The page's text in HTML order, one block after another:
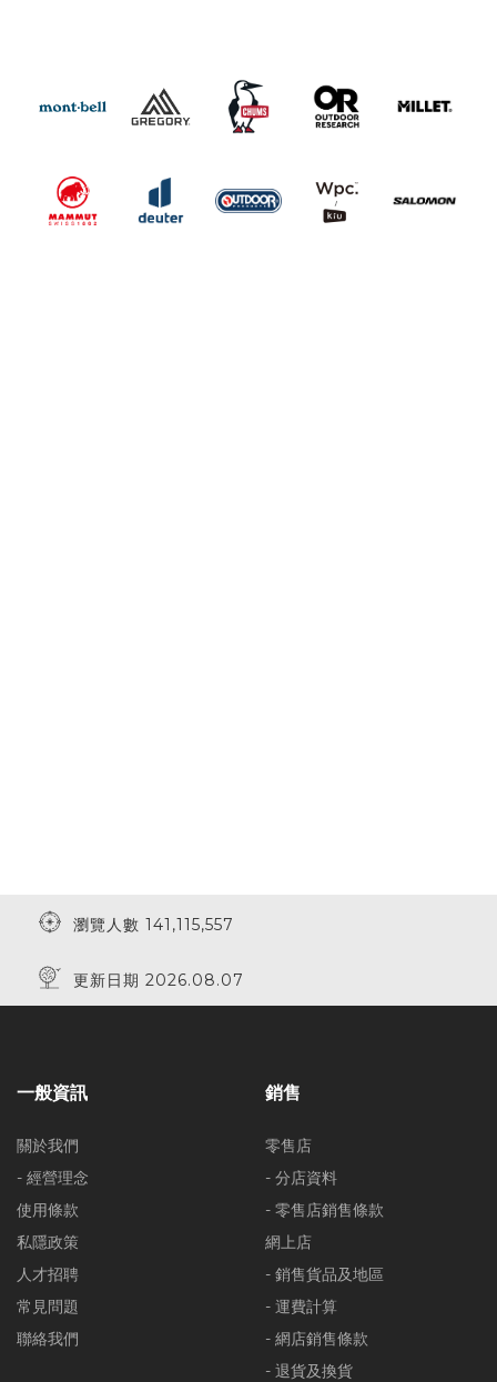
瀏覽人數 141,115,557
更新日期 2026.08.07
一般資訊
關於我們
- 經營理念
使用條款
私隱政策
人才招聘
常見問題
聯絡我們
銷售
零售店
- 分店資料
- 零售店銷售條款
網上店
- 銷售貨品及地區
- 運費計算
- 網店銷售條款
- 退貨及換貨